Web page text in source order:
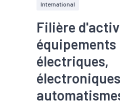
International
Filière
équipements
électriques,